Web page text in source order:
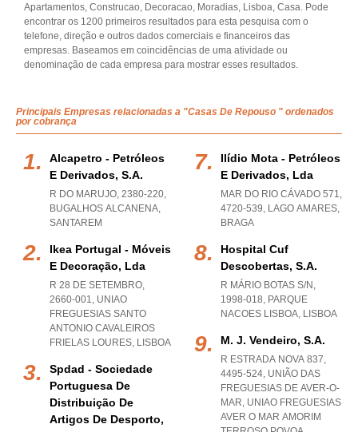
Apartamentos, Construcao, Decoracao, Moradias, Lisboa, Casa. Pode
encontrar os 1200 primeiros resultados para esta pesquisa com o
telefone, direção e outros dados comerciais e financeiros das
empresas. Baseamos em coincidências de uma atividade ou
denominação de cada empresa para mostrar esses resultados.
Principais Empresas relacionadas a "Casas De Repouso " ordenados
por cobrança
Alcapetro - Petróleos
E Derivados, S.a.
R DO MARUJO, 2380-220,
BUGALHOS ALCANENA,
SANTAREM
Ikea Portugal - Móveis
E Decoração, Lda
R 28 DE SETEMBRO,
2660-001, UNIAO
FREGUESIAS SANTO
ANTONIO CAVALEIROS
FRIELAS LOURES, LISBOA
Spdad - Sociedade
Portuguesa De
Distribuição De
Artigos De Desporto,
Ilídio Mota - Petróleos
E Derivados, Lda
MAR DO RIO CÁVADO 571,
4720-539, LAGO AMARES,
BRAGA
Hospital Cuf
Descobertas, S.a.
R MÁRIO BOTAS S/N,
1998-018, PARQUE
NACOES LISBOA, LISBOA
M. J. Vendeiro, S.a.
R ESTRADA NOVA 837,
4495-524, UNIÃO DAS
FREGUESIAS DE AVER-O-
MAR, UNIAO FREGUESIAS
AVER O MAR AMORIM